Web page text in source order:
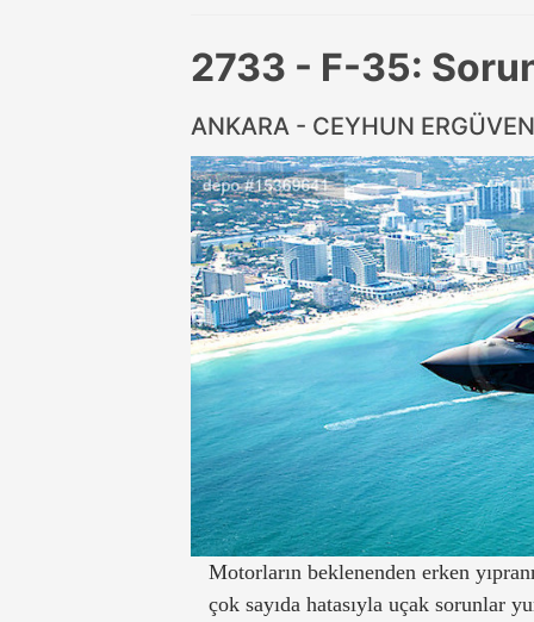
2733 - F-35:
ANKARA - CEYHUN
Motorların beklenenden erken
çok sayıda hatasıyla uçak sorunlar